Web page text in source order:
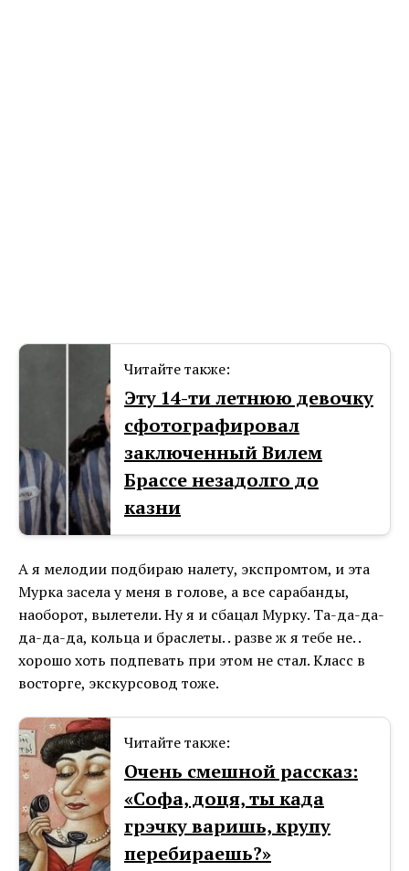
Читайте также:
Эту 14-ти летнюю девочку
сфотографировал
заключенный Вилем
Брассе незадолго до
казни
А я мелодии подбираю налету, экспромтом, и эта
Мурка засела у меня в голове, а все сарабанды,
наоборот, вылетели. Ну я и сбацал Мурку. Та-да-да-
да-да-да, кольца и браслеты. . разве ж я тебе не. .
хорошо хоть подпевать при этом не стал. Класс в
восторге, экскурсовод тоже.
Читайте также:
Очень смешной рассказ:
«Софа, доця, ты када
грэчку варишь, крупу
перебираешь?»